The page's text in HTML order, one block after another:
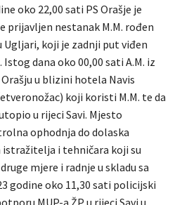
oko 22,00 sati PS Orašje je
prijavljen nestanak M.M. rođen
Ugljari, koji je zadnji put viđen
dana oko 00,00 sati A.M. iz
u blizini hotela Navis
koji koristi M.M. te da
u rijeci Savi. Mjesto
ophodnja do dolaska
i tehničara koji su
mjere i radnje u skladu sa
godine oko 11,30 sati policijski